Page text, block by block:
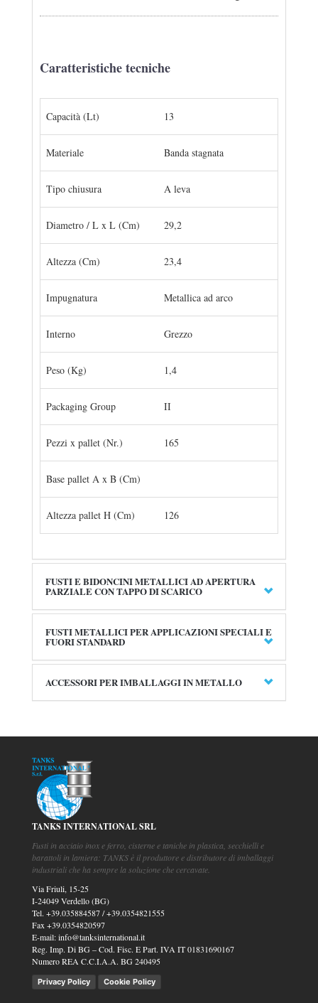
Caratteristiche tecniche
Capacità (Lt) 13
Materiale Banda stagnata
Tipo chiusura A leva
Diametro / L x L (Cm) 29,2
Altezza (Cm) 23,4
Impugnatura Metallica ad arco
Interno Grezzo
Peso (Kg) 1,4
Packaging Group II
Pezzi x pallet (Nr.) 165
Base pallet A x B (Cm)
Altezza pallet H (Cm) 126
FUSTI E BIDONCINI METALLICI AD APERTURA
PARZIALE CON TAPPO DI SCARICO
FUSTI METALLICI PER APPLICAZIONI SPECIALI E
FUORI STANDARD
ACCESSORI PER IMBALLAGGI IN METALLO
TANKS INTERNATIONAL SRL
Fusti in acciaio inox e ferro, cisterne e taniche in plastica, secchielli e
barattoli in lamiera: TANKS è il produttore e distributore di imballaggi
industriali che ha sempre la soluzione che cercavate.
Via Friuli, 15-25
I-24049 Verdello (BG)
Tel. +39.035884587/+39.0354821555
Fax +39.0354820597
E-mail:info@tanksinternational.it
Reg. Imp. Di BG – Cod. Fisc. E Part. IVA IT 01831690167
Numero REA C.C.I.A.A. BG 240495
Privacy Policy Cookie Policy